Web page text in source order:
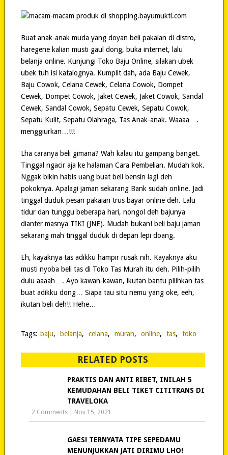
Buat anak-anak muda yang doyan beli pakaian di distro,
haregene kalian musti gaul dong, buka internet, lalu
belanja online. Kunjungi Toko Baju Online, silakan ubek
ubek tuh isi katalognya. Kumplit dah, ada Baju Cewek,
Baju Cowok, Celana Cewek, Celana Cowok, Dompet
Cewek, Dompet Cowok, Jaket Cewek, Jaket Cowok, Sandal
Cewek, Sandal Cowok, Sepatu Cewek, Sepatu Cowok,
Sepatu Kulit, Sepatu Olahraga, Tas Anak-anak. Waaaa….
menggiurkan…!!!
Lha caranya beli gimana? Wah kalau itu gampang banget.
Tinggal ngacir aja ke halaman Cara Pembelian. Mudah kok.
Nggak bikin habis uang buat beli bensin lagi deh
pokoknya. Apalagi jaman sekarang Bank sudah online. Jadi
tinggal duduk pesan pakaian trus bayar online deh. Lalu
tidur dan tunggu beberapa hari, nongol deh bajunya
dianter masnya TIKI (JNE). Mudah bukan! beli baju jaman
sekarang mah tinggal duduk di depan lepi doang.
Eh, kayaknya tas adikku hampir rusak nih. Kayaknya aku
musti nyoba beli tas di Toko Tas Murah itu deh. Pilih-pilih
dulu aaaah…. Ayo kawan-kawan, ikutan bantu pilihkan tas
buat adikku dong… Siapa tau situ nemu yang oke, eeh,
ikutan beli deh!! Hehe…
Tags: baju, belanja, celana, murah, online, tas, toko
RELATED POSTS
PRAKTIS DAN ANTI RIBET, INILAH 5
KEMUDAHAN BELI TIKET CITITRANS DI
TRAVELOKA
2 Comments Nov 15, 2021
GAES! TERNYATA TIPE SEPEDAMU
MENUNJUKKAN JATI DIRIMU LHO!